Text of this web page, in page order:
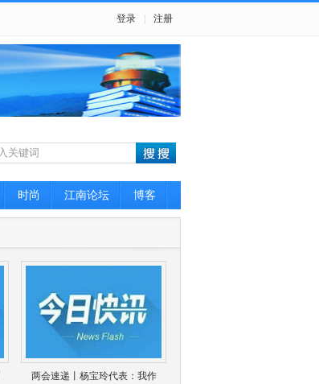
登录 注册
时尚 江南论坛 博客
两会速递丨杨宝玲代表：我作